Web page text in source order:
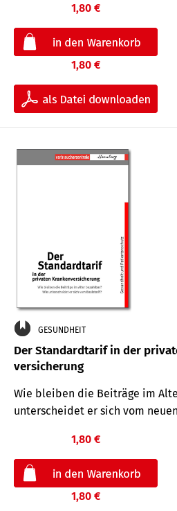
1,80 €
1,80 €
GESUNDHEIT
Der Standard­tarif in der
versicherung
Wie bleiben die Beiträge im
unterscheidet er sich vom
1,80 €
1,80 €